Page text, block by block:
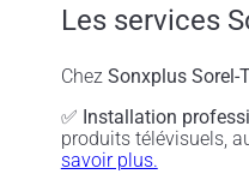
Les services
Chez Sonxplus Sorel-
✅ Installation
produits télévisuels,
savoir plus.